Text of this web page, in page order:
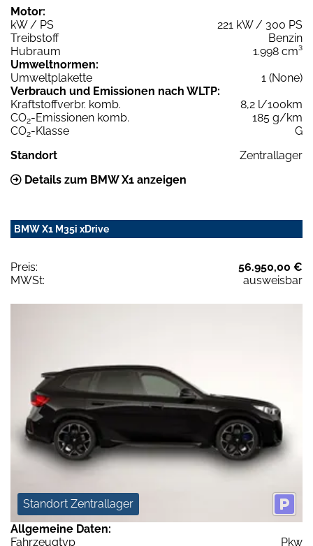
Motor:
kW / PS
221 kW / 300 PS
Treibstoff
Benzin
Hubraum
1.998 cm³
Umweltnormen:
Umweltplakette
1 (None)
Verbrauch und Emissionen nach WLTP:
Kraftstoffverbr. komb.
8,2 l/100km
CO2-Emissionen komb.
185 g/km
CO2-Klasse
G
Standort
Zentrallager
Details zum BMW X1 anzeigen
BMW X1 M35i xDrive
Preis:
56.950,00 €
MWSt:
ausweisbar
Standort Zentrallager
Allgemeine Daten:
Fahrzeugtyp
Pkw